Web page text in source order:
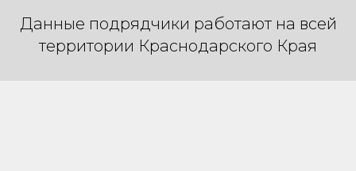
Данные подрядчики работают на всей
территории Краснодарского Края